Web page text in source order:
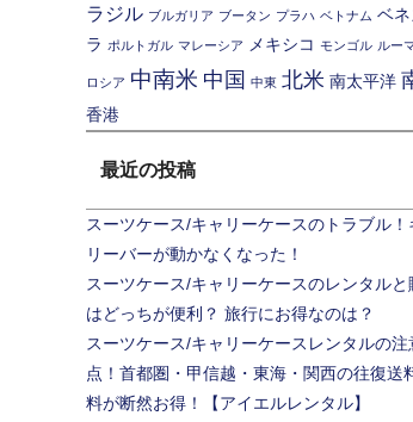
ラジル ブルガリア ブータン プラハ ベトナム ベ
ラ ポルトガル マレーシア メキシコ モンゴル ルー
ロシア 中南米 中国 中東 北米 南太平洋
香港
最近の投稿
スーツケース/キャリーケースのトラブル！
リーバーが動かなくなった！
スーツケース/キャリーケースのレンタルと
はどっちが便利？ 旅行にお得なのは？
スーツケース/キャリーケースレンタルの注
点！首都圏・甲信越・東海・関西の往復送
料が断然お得！【アイエルレンタル】